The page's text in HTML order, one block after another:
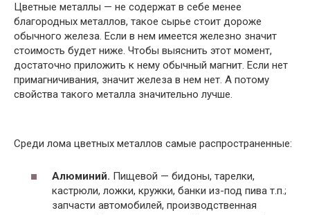
Цветные металлы — не содержат в себе менее
благородных металлов, такое сырье стоит дороже
обычного железа. Если в нем имеется железно значит
стоимость будет ниже. Чтобы выяснить этот момент,
достаточно приложить к нему обычный магнит. Если нет
примагничивания, значит железа в нем нет. А потому
свойства такого металла значительно лучше.
Среди лома цветных металлов самые распространенные:
Алюминий. Пищевой — бидоны, тарелки,
кастрюли, ложки, кружки, банки из-под пива т.п.;
запчасти автомобилей, производственная